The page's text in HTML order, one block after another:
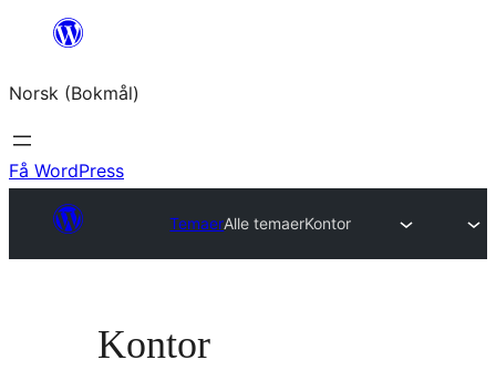
Hopp
innhold
Norsk (Bokmål)
Få WordPress
TemaerAlle temaerKontor
Kontor